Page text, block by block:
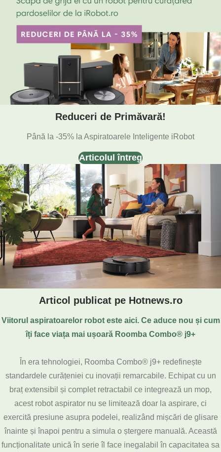
Reduceri de Primăvară!
Până la -35% la Aspiratoarele Inteligente iRobot
Articolul întreg
Articol publicat pe Hotnews.ro
Viitorul aspiratoarelor robot este aici. Ce aduce nou și cum
îți face viața mai ușoară Roomba Combo® j9+
În era tehnologiei, Roomba Combo® j9+ redefinește
standardele curățeniei cu inovații remarcabile. Echipat cu un
braț extensibil și complet retractabil ce integrează un mop,
acest robot aspirator nu se limitează doar la aspirare, ci
exercită presiune asupra podelei, realizând mișcări de glisare
înainte și înapoi pentru a simula o ștergere manuală. Această
funcționalitate unică în serie îl face inegalabil în capacitatea sa